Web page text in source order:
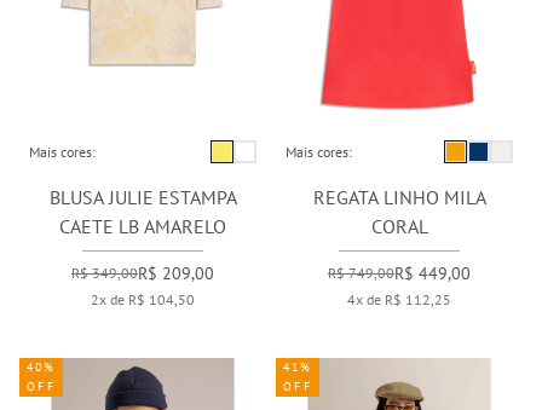
Mais cores:
BLUSA JULIE ESTAMPA
CAETE LB AMARELO
R$ 349,00R$ 209,00
2x de R$ 104,50
Mais cores:
REGATA LINHO MILA
CORAL
R$ 749,00R$ 449,00
4x de R$ 112,25
40%
OFF
41%
OFF